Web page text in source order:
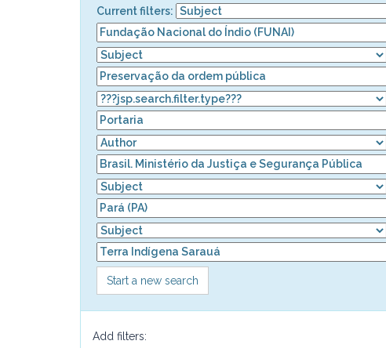
Current filters:
Start a new search
Add filters: